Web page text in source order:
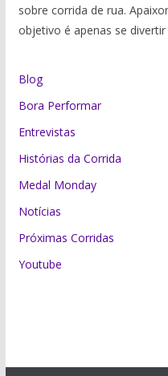
sobre corrida de rua.
objetivo é apenas se
Blog
Bora Performar
Entrevistas
Histórias da Corrida
Medal Monday
Notícias
Próximas Corridas
Youtube